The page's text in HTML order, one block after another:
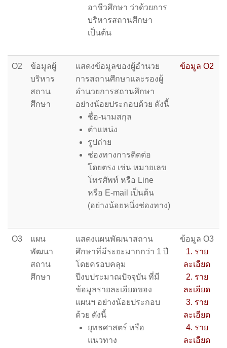
อาชีวศึกษา ว่าด้วยการ
บริหารสถานศึกษา
เป็นต้น
O2
ข้อมูลผู้
บริหาร
สถาน
ศึกษา
แสดงข้อมูลของผู้อำนวย
การสถานศึกษาและรองผู้
อำนวยการสถานศึกษา
อย่างน้อยประกอบด้วย ดังนี้
ชื่อ-นามสกุล
ตำแหน่ง
รูปถ่าย
ช่องทางการติดต่อ
โดยตรง เช่น หมายเลข
โทรศัพท์ หรือ Line
หรือ E-mail เป็นต้น
(อย่างน้อยหนึ่งช่องทาง)
ข้อมูล O2
O3
แผน
พัฒนา
สถาน
ศึกษา
แสดงแผนพัฒนาสถาน
ศึกษาที่มีระยะมากกว่า 1 ปี
โดยครอบคลุม
ปีงบประมาณปัจจุบัน ที่มี
ข้อมูลรายละเอียดของ
แผนฯ อย่างน้อยประกอบ
ด้วย ดังนี้
ยุทธศาสตร์ หรือ
แนวทาง
ข้อมูล O3
1. ราย
ละเอียด
2. ราย
ละเอียด
3. ราย
ละเอียด
4. ราย
ละเอียด